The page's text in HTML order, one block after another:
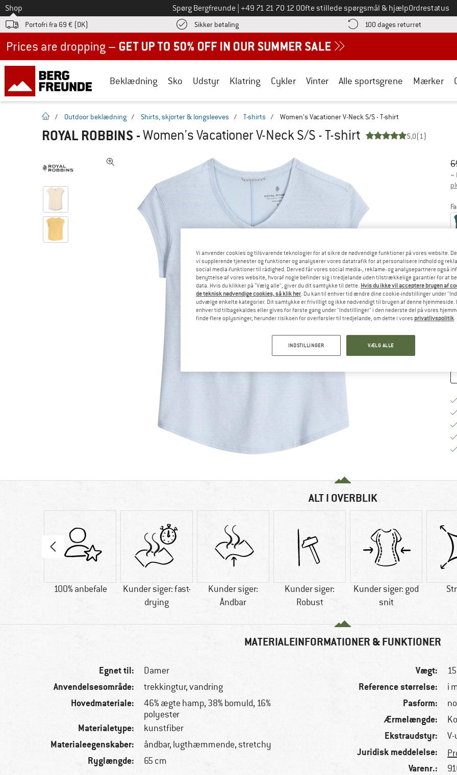
Til
Shop Spørg Bergfreunde Ring til os på
+49 71 21 70 12 0Ofte stillede spørgsmål & hjælpOrdrestatus
Portofri fra 69 € (DK) Sikker betalingFind betalingsoplysningerne her! Åbnes i en infoboks
100 dages returret Gå til
Beklædning Sko Udstyr Klatring Cykler Vinter Alle sportsgrene Mærker
Hjemmeside
/ Outdoor beklædning / Shirts, skjorter & longsleeves / T-shirts / Women's Vacationer V-Neck S/S - T-shirt
ROYAL ROBBINS -Women's Vacationer V-Neck S/S - T-shirt 5,0(1)
~
ALT I OVERBLIK
100% anbefale
Kunder siger: fast-
drying
Kunder siger:
Åndbar
Kunder siger:
Robust
Kunder siger: god
snit
MATERIALEINFORMATIONER & FUNKTIONER
Egnet til: Damer
Anvendelsesområde: trekkingtur, vandring
Hovedmateriale:
46% ægte hamp, 38% bomuld, 16%
polyester
Materialetype: kunstfiber
Materialeegenskaber: åndbar, lugthæmmende, stretchy
Ryglængde: 65 cm
Vægt:
Reference størrelse: i
Pasform:
Ærmelængde:
Ekstraudstyr:
Juridisk meddelelse:
Varenr.:
Vi anvender cookies og tilsvarende teknologier for at sikre de nødvendige funktioner på vores website.
vi supplerende tjenester og funktioner og analyserer vores datatrafik for at personalisere indhold og
social media-funktioner til rådighed. Derved får vores social media-, reklame- og analysepartnere også
benyttelse af vores website, hvoraf nogle befinder sig i tredjelande uden tilstrækkelige garantier for at
data. Hvis du klikker på "Vælg alle", giver du dit samtykke til dette. Hvis du ikke vil acceptere brugen af
de teknisk nødvendige cookies, så klik her. Du kan til enhver tid ændre dine cookie-indstillinger under
udvælge enkelte kategorier. Dit samtykke er frivilligt og ikke nødvendigt til brugen af denne hjemmeside.
enhver tid tilbagekaldes eller gives for første gang under "Indstillinger" i den nederste del på vores
finde flere oplysninger, herunder risikoen for overførsler til tredjelande, om dette i vores privatlivspolitik.
INDSTILLINGER VÆLG ALLE